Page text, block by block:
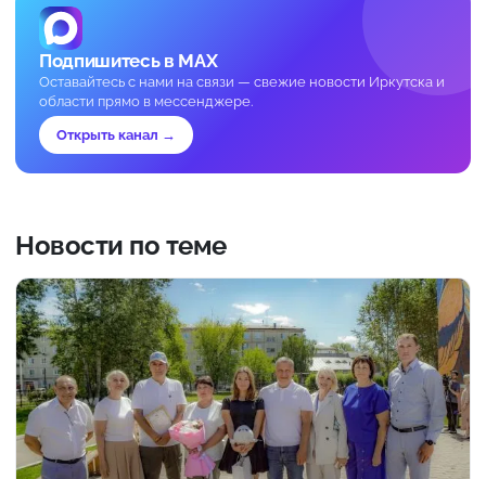
Подпишитесь в MAX
Оставайтесь с нами на связи — свежие новости Иркутска и
области прямо в мессенджере.
Открыть канал →
Новости по теме